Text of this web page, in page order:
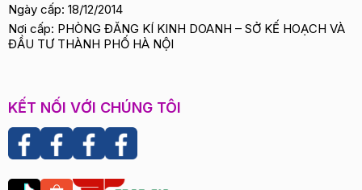
Ngày cấp: 18/12/2014
Nơi cấp: PHÒNG ĐĂNG KÍ KINH DOANH – SỞ KẾ HOẠCH VÀ
ĐẦU TƯ THÀNH PHỐ HÀ NỘI
KẾT NỐI VỚI CHÚNG TÔI